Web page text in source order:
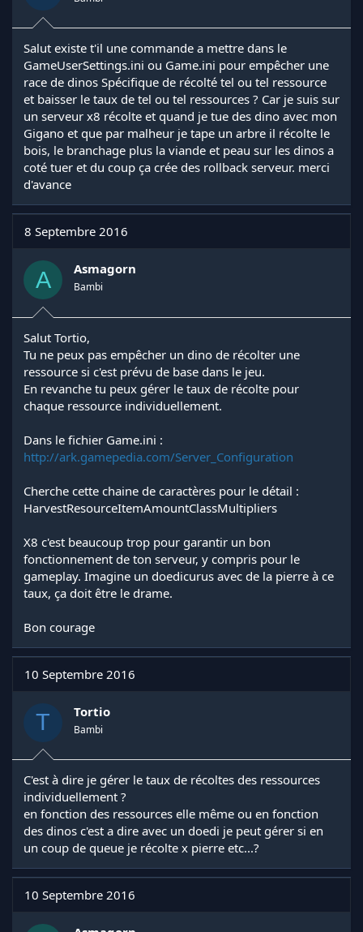
Salut existe t'il une commande a mettre dans le
GameUserSettings.ini ou Game.ini pour empêcher une
race de dinos Spécifique de récolté tel ou tel ressource
et baisser le taux de tel ou tel ressources ? Car je suis sur
un serveur x8 récolte et quand je tue des dino avec mon
Gigano et que par malheur je tape un arbre il récolte le
bois, le branchage plus la viande et peau sur les dinos a
coté tuer et du coup ça crée des rollback serveur. merci
d'avance
8 Septembre 2016
A Asmagorn
Bambi
Salut Tortio,
Tu ne peux pas empêcher un dino de récolter une
ressource si c'est prévu de base dans le jeu.
En revanche tu peux gérer le taux de récolte pour
chaque ressource individuellement.
Dans le fichier Game.ini :
http://ark.gamepedia.com/Server_Configuration
Cherche cette chaine de caractères pour le détail :
HarvestResourceItemAmountClassMultipliers
X8 c'est beaucoup trop pour garantir un bon
fonctionnement de ton serveur, y compris pour le
gameplay. Imagine un doedicurus avec de la pierre à ce
taux, ça doit être le drame.
Bon courage
10 Septembre 2016
T Tortio
Bambi
C'est à dire je gérer le taux de récoltes des ressources
individuellement ?
en fonction des ressources elle même ou en fonction
des dinos c'est a dire avec un doedi je peut gérer si en
un coup de queue je récolte x pierre etc...?
10 Septembre 2016